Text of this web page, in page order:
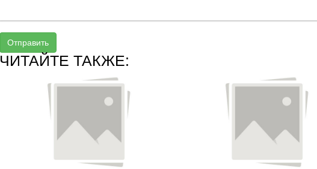
Отправить
ЧИТАЙТЕ ТАКЖЕ: